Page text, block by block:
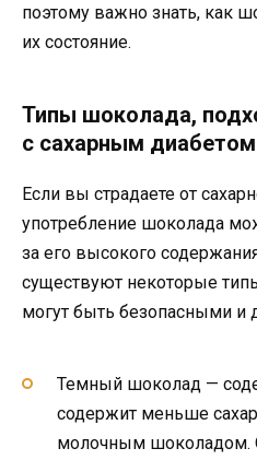
поэтому важно знать, как
их состояние.
Типы шоколада,
с сахарным диабетом
Если вы страдаете от
употребление шоколада
за его высокого
существуют некоторые
могут быть безопасными и
Темный шоколад —
содержит меньше
молочным шоколадом.